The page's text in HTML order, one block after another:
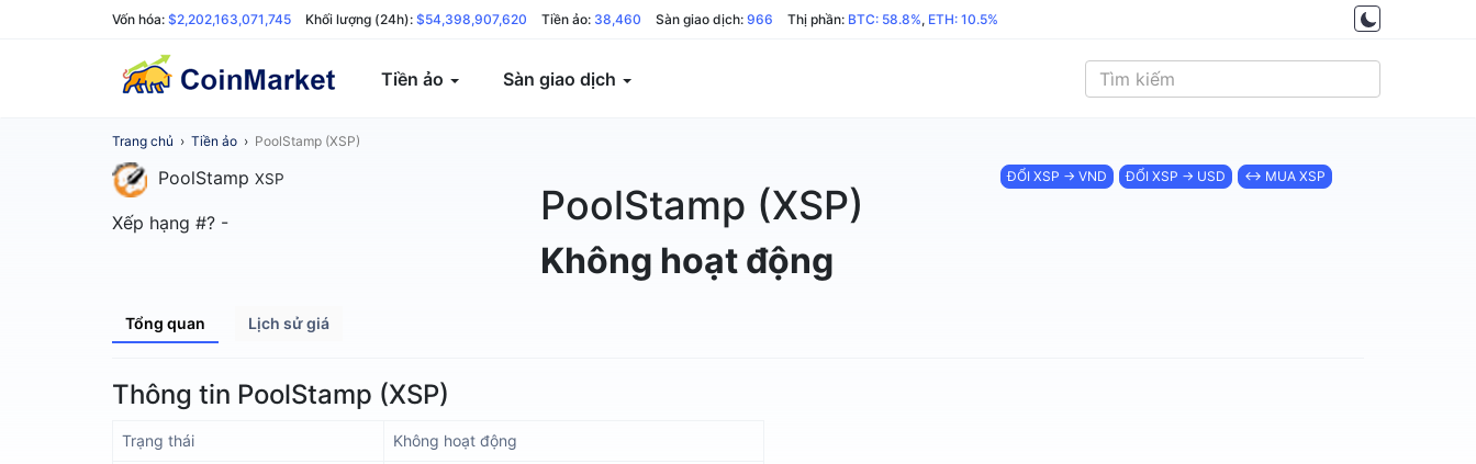
Vốn hóa: $2,202,163,071,745 Khối lượng (24h): $54,398,907,620 Tiền ảo: 38,460 Sàn giao dịch: 966 Thị phần: BTC: 58.8%, ETH: 10.5%
Tiền ảo Sàn giao dịch
Trang chủ › Tiền ảo › PoolStamp (XSP)
PoolStamp XSP
Xếp hạng #? - PoolStamp (XSP)
Không hoạt động
ĐỔI XSP → VND ĐỔI XSP → USD ↔ MUA XSP
Tổng quan Lịch sử giá
Thông tin PoolStamp (XSP)
Trạng thái Không hoạt động